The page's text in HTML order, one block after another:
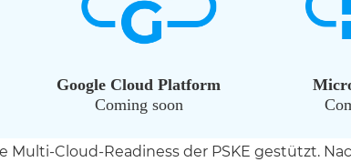
Multi-Cloud-Readiness der PSKE gestützt.